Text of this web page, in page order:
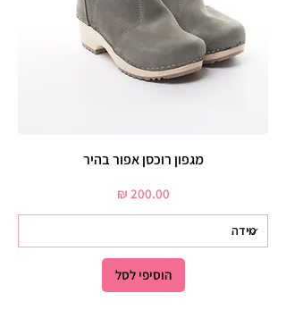
מגפון רוכסן אפור בהיר
מחיר
הוסיפי לסל